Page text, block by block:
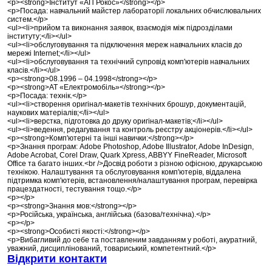
<p><strong>Інститут «АП Рокос»</strong></p>
<p>Посада: навчальний майстер лабораторії локальних обчислювальних
систем.</p>
<ul><li>прийом та виконання заявок, взаємодія між підрозділами
інституту;</li></ul>
<ul><li>обслуговування та підключення мереж навчальних класів до
мережі Internet;</li></ul>
<ul><li>обслуговування та технічний супровід комп'ютерів навчальних
класів.</li></ul>
<p><strong>08.1996 – 04.1998</strong></p>
<p><strong>АТ «Електромобіль»</strong></p>
<p>Посада: технік.</p>
<ul><li>створення оригінал-макетів технічних брошур, документацій,
наукових матеріалів;</li></ul>
<ul><li>верстка, підготовка до друку оригінал-макетів;</li></ul>
<ul><li>ведення, редагування та контроль реєстру акціонерів.</li></ul>
<p><strong>Комп'ютерні та інші навички:</strong></p>
<p>Знання програм: Adobe Photoshop, Adobe Illustrator, Adobe InDesign,
Adobe Acrobat, Corel Draw, Quark Xpress, ABBYY FineReader, Microsoft
Office та багато інших.<br />Досвід роботи з різною офісною, друкарською
технікою. Налаштування та обслуговування комп'ютерів, віддалена
підтримка комп'ютерів, встановлення/налаштування програм, перевірка
працездатності, тестування тощо.</p>
<p></p>
<p><strong>Знання мов:</strong></p>
<p>Російська, українська, англійська (базова/технічна).</p>
<p></p>
<p><strong>Особисті якості:</strong></p>
<p>Вибагливий до себе та поставленим завданням у роботі, акуратний,
уважний, дисциплінований, товариський, компетентний.</p>
Відкрити контакти